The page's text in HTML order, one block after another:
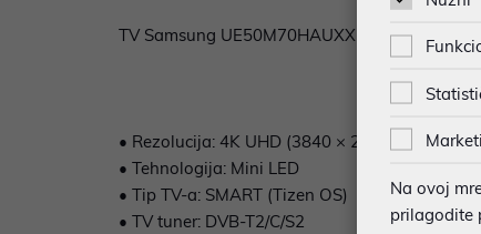
TV Samsung UE50M70HAUXXH – 50" Mini
• Rezolucija: 4K UHD (3840 × 2160)
• Tehnologija: Mini LED
• Tip TV-a: SMART (Tizen OS)
• TV tuner: DVB-T2/C/S2
Na ovoj
prilagodite